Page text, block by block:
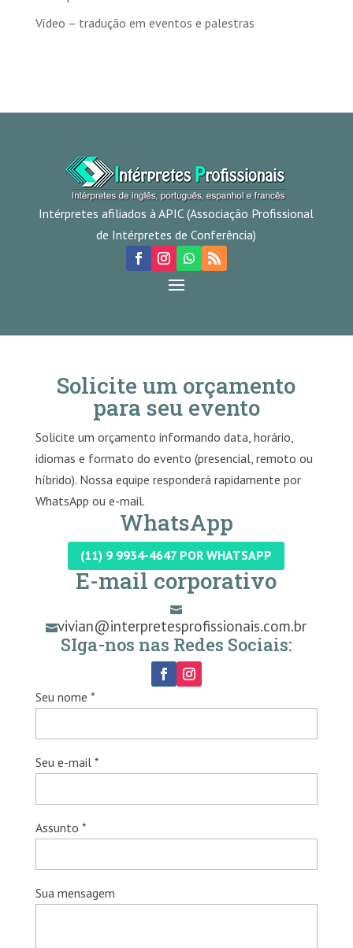
Vídeo – tradução em eventos e palestras
Intérpretes afiliados à APIC (Associação Profissional
de Intérpretes de Conferência)
Solicite um orçamento
para seu evento
Solicite um orçamento informando data, horário,
idiomas e formato do evento (presencial, remoto ou
híbrido). Nossa equipe responderá rapidamente por
WhatsApp ou e-mail.
WhatsApp
(11) 9 9934-4647 POR WHATSAPP
E-mail corporativo

vivian@interpretesprofissionais.com.br
SIga-nos nas Redes Sociais:
Seu nome *
Seu e-mail *
Assunto *
Sua mensagem